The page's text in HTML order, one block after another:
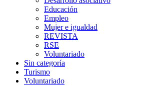
Educación
Empleo
Mujer e igualdad
REVISTA
RSE
Voluntariado
Sin categoría
Turismo
Voluntariado